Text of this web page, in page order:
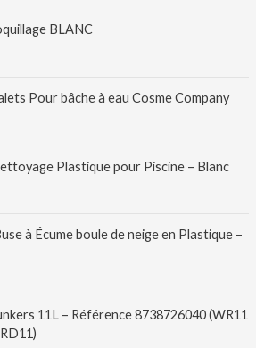
BLANC
Pour bâche à eau Cosme Company
Plastique pour Piscine – Blanc
à Écume boule de neige en Plastique –
11L – Référence 8738726040 (WR11